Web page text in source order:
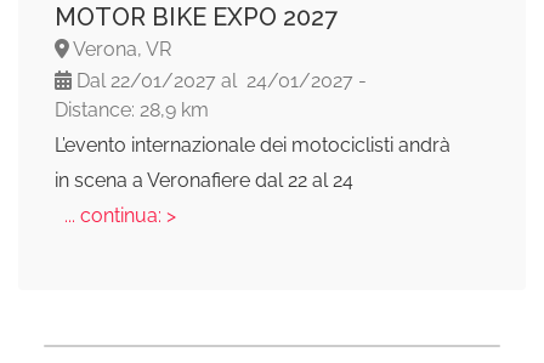
MOTOR BIKE EXPO 2027
Verona, VR
Dal 22/01/2027 al 24/01/2027 -
Distance: 28,9 km
L’evento internazionale dei motociclisti andrà
in scena a Veronafiere dal 22 al 24
... continua: >